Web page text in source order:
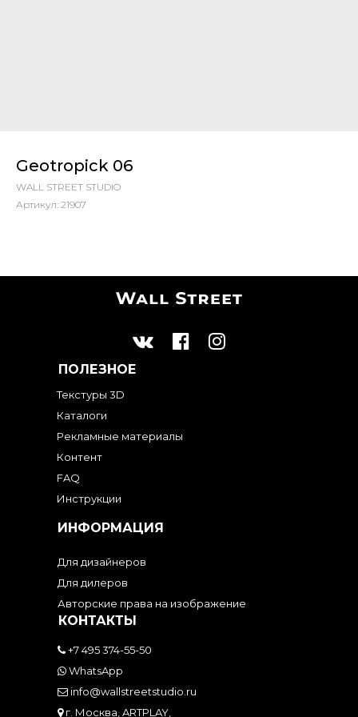
Geotropick 06
WALL STREET STUDIO
Артикул: 21907
ПОЛЕЗНОЕ
Текстуры 3D
Каталоги
Рекламные материалы
Контент
FAQ
Инструкции
ИНФОРМАЦИЯ
Для дизайнеров
Для дилеров
Авторские права на изображение
КОНТАКТЫ
+7 495 374-55-50
WhatsApp
info@wallstreetstudio.ru
г. Москва, ARTPLAY,